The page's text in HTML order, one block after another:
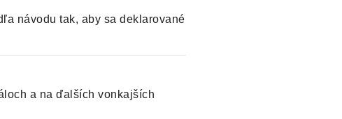
návodu tak, aby sa deklarované
a na ďalších vonkajších